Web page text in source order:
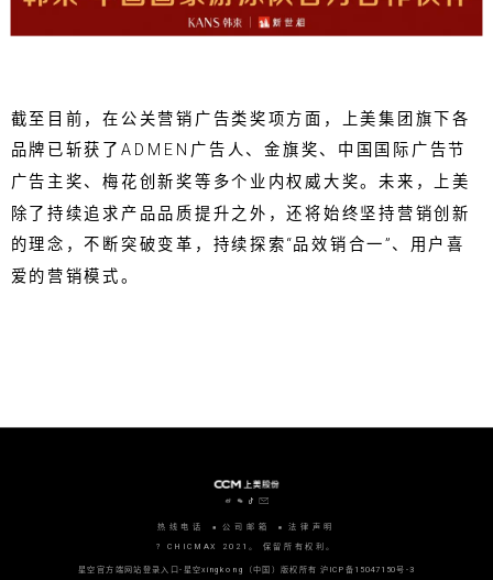
截至目前，在公关营销广告类奖项方面，上美集团旗下各
品牌已斩获了ADMEN广告人、金旗奖、中国国际广告节
广告主奖、梅花创新奖等多个业内权威大奖。未来，上美
除了持续追求产品品质提升之外，还将始终坚持营销创新
的理念，不断突破变革，持续探索“品效销合一”、用户喜
爱的营销模式。
热线电话 公司邮箱 法律声明
? CHICMAX 2021。 保留所有权利。
星空官方端网站登录入口-星空xingkong（中国）版权所有 沪ICP备15047150号-3